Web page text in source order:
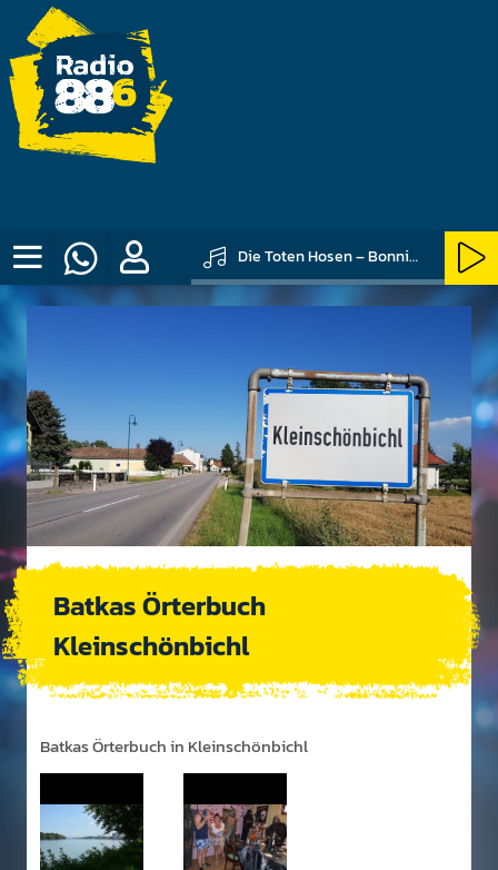
Die Toten Hosen – Bonnie & Clyde
Batkas Örterbuch
Kleinschönbichl
Batkas Örterbuch in Kleinschönbichl